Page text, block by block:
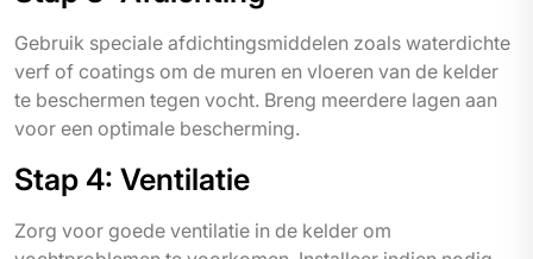
Gebruik speciale afdichtingsmiddelen zoals waterdichte
verf of coatings om de muren en vloeren van de kelder
te beschermen tegen vocht. Breng meerdere lagen aan
voor een optimale bescherming.
Stap 4: Ventilatie
Zorg voor goede ventilatie in de kelder om